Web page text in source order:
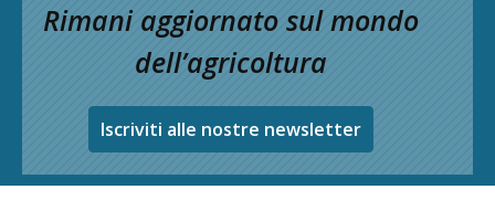
Rimani aggiornato sul mondo
dell’agricoltura
Iscriviti alle nostre newsletter